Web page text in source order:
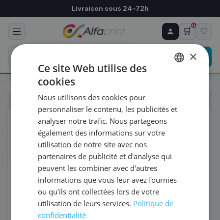
Livraison sous 24-72h
🛒
0
♡
Cartouches
Brother
ORIGINAL
♻ COMMANDE RÉCURRENTE
Prévoyez & économisez
Programmez votre prochain achat — notre équipe
vous prépare un devis personnalisé
RÉFÉRENCE DU PRODUIT
FRÉQUENCE
QUANTITÉ PAR LIVRAISON
DATE DE PREMIÈRE LIVRAISON SOUHAITÉE
×
Ce site Web utilise des
cookies
Nous utilisons des cookies pour
personnaliser le contenu, les publicités et
analyser notre trafic. Nous partageons
également des informations sur votre
utilisation de notre site avec nos
partenaires de publicité et d'analyse qui
peuvent les combiner avec d'autres
informations que vous leur avez fournies
ou qu'ils ont collectées lors de votre
utilisation de leurs services. Politique de
confidentialité